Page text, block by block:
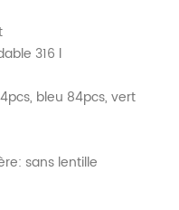
316 l
bleu 84pcs, vert
sans lentille